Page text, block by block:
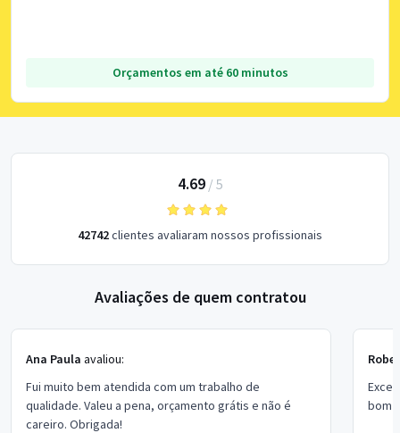
Orçamentos em até 60 minutos
4.69/ 5
42742clientes avaliaram nossos profissionais
Avaliações de quem contratou
Ana Paula avaliou:
Fui muito bem atendida com um trabalho de
qualidade. Valeu a pena, orçamento grátis e não é
careiro. Obrigada!
bom